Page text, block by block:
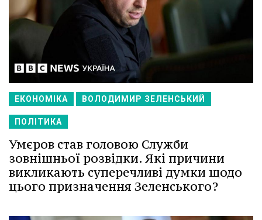
ЕКОНОМІКА ВОЛОДИМИР ЗЕЛЕНСЬКИЙ
ПОЛІТИКА
Умєров став головою Служби
зовнішньої розвідки. Які причини
викликають суперечливі думки щодо
цього призначення Зеленського?